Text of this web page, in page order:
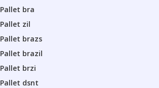
Pallet bra
Pallet zil
Pallet brazs
Pallet brazil
Pallet brzi
Pallet dsnt